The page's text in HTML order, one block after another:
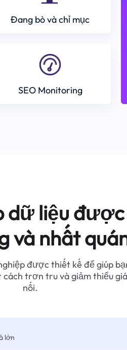
Đang bò và chỉ mục
SEO Monitoring
dữ liệu
và nhất
được thiết kế để giúp
trơn tru và giảm thiểu
nối.
lớn